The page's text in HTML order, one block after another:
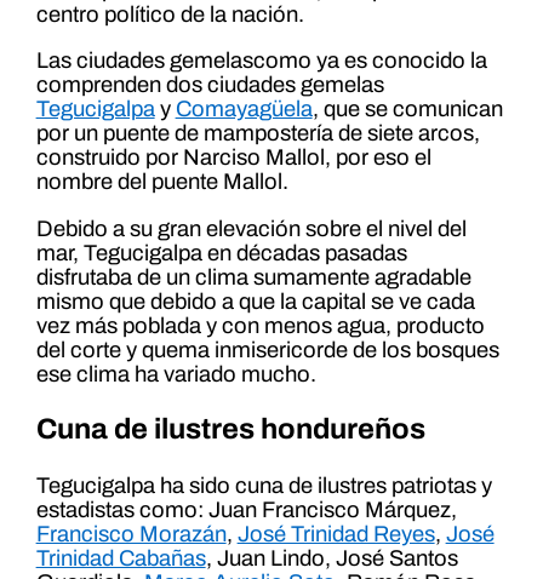
centro político de la nación.
Las ciudades gemelascomo ya es conocido la
comprenden dos ciudades gemelas
Tegucigalpay Comayagüela, que se comunican
por un puente de mampostería de siete arcos,
construido por Narciso Mallol, por eso el
nombre del puente Mallol.
Debido a su gran elevación sobre el nivel del
mar, Tegucigalpa en décadas pasadas
disfrutaba de un clima sumamente agradable
mismo que debido a que la capital se ve cada
vez más poblada y con menos agua, producto
del corte y quema inmisericorde de los bosques
ese clima ha variado mucho.
Cuna de ilustres hondureños
Tegucigalpa ha sido cuna de ilustres patriotas y
estadistas como: Juan Francisco Márquez,
Francisco Morazán, José Trinidad Reyes, José
Trinidad Cabañas, Juan Lindo, José Santos